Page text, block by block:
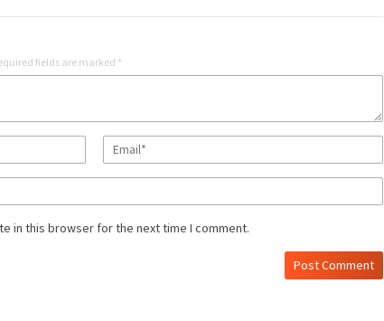
fields are marked *
in this browser for the next time I comment.